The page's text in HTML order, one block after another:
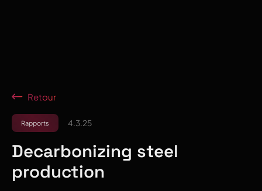
Retour
Rapports 4.3.25
Decarbonizing steel
production